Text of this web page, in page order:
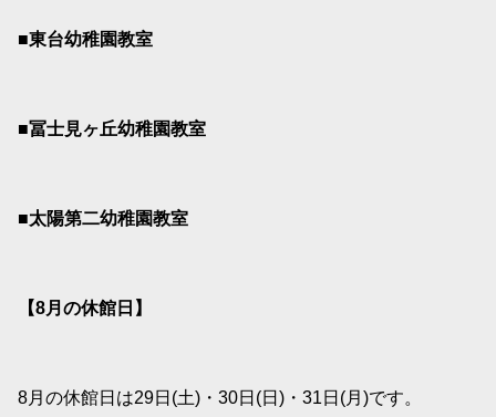
■東台幼稚園教室
■冨士見ヶ丘幼稚園教室
■太陽第二幼稚園教室
【8月の休館日】
8月の休館日は29日(土)・30日(日)・31日(月)です。